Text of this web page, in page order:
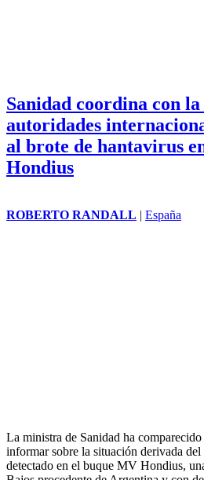
Sanidad coordina con
autoridades
al brote de hantavirus
Hondius
ROBERTO RANDALL | España